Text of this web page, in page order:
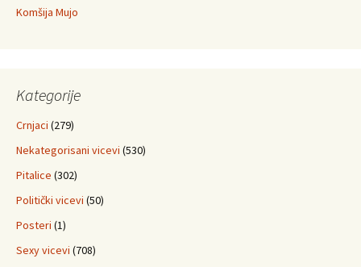
Komšija Mujo
Kategorije
Crnjaci (279)
Nekategorisani vicevi (530)
Pitalice (302)
Politički vicevi (50)
Posteri (1)
Sexy vicevi (708)